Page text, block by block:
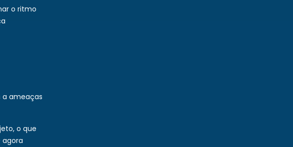
o ritmo
ameaças
o que
agora